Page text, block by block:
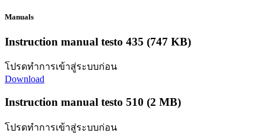
Manuals
Instruction manual testo 435 (747 KB)
โปรดทำการเข้าสู่ระบบก่อน
Download
Instruction manual testo 510 (2 MB)
โปรดทำการเข้าสู่ระบบก่อน